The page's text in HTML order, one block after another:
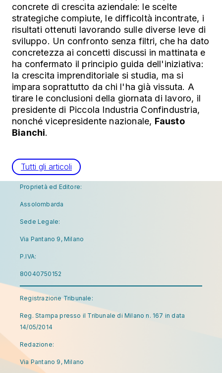
concrete di crescita aziendale: le scelte
strategiche compiute, le difficoltà incontrate, i
risultati ottenuti lavorando sulle diverse leve di
sviluppo. Un confronto senza filtri, che ha dato
concretezza ai concetti discussi in mattinata e
ha confermato il principio guida dell'iniziativa:
la crescita imprenditoriale si studia, ma si
impara soprattutto da chi l'ha già vissuta. A
tirare le conclusioni della giornata di lavoro, il
presidente di Piccola Industria Confindustria,
nonché vicepresidente nazionale, Fausto
Bianchi.
Tutti gli articoli
Proprietà ed Editore:
Assolombarda
Sede Legale:
Via Pantano 9, Milano
P.IVA:
80040750152
Registrazione Tribunale:
Reg. Stampa presso il Tribunale di Milano n. 167 in data
14/05/2014
Redazione:
Via Pantano 9, Milano